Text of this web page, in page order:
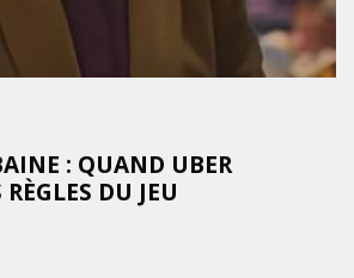
: QUAND UBER
DU JEU